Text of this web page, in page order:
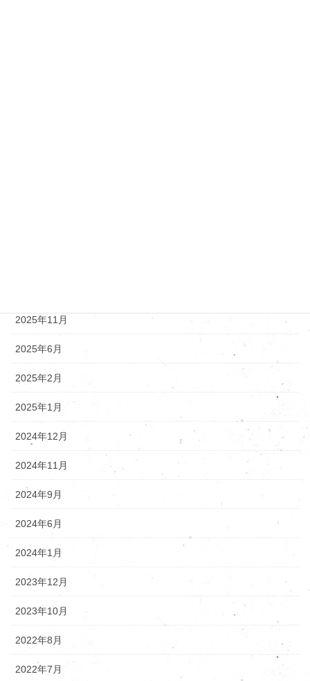
2025年11月
2025年6月
2025年2月
2025年1月
2024年12月
2024年11月
2024年9月
2024年6月
2024年1月
2023年12月
2023年10月
2022年8月
2022年7月